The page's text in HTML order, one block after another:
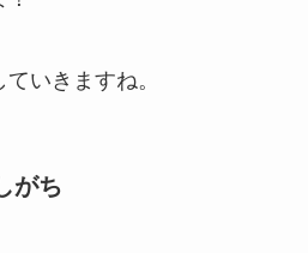
いきますね。
がち